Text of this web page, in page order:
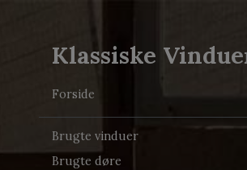
Klassiske
Forside
Brugte vinduer
Brugte døre